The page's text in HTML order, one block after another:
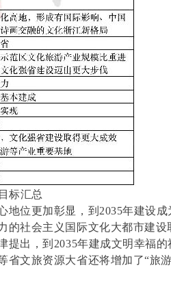
标汇总
地位更加彰显，到2035年建设
的社会主义国际文化大都市建设
提出，到2035年建成文明幸福
文旅资源大省还将增加了“旅游